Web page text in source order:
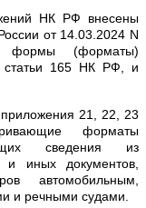
НК РФ внесены
от 14.03.2024 N
формы (форматы)
статьи 165 НК РФ, и
21, 22, 23
форматы
сведения из
и иных документов,
автомобильным,
и речными судами.